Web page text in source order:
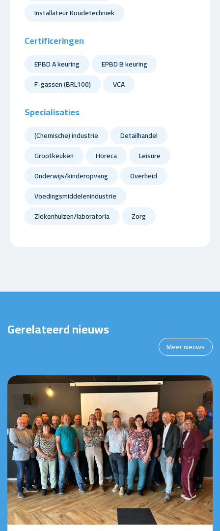
Installateur Koudetechniek
Certificeringen
EPBD A keuring
EPBD B keuring
F-gassen (BRL100)
VCA
Specialisaties
(Chemische) industrie
Detailhandel
Grootkeuken
Horeca
Leisure
Onderwijs/kinderopvang
Overheid
Voedingsmiddelenindustrie
Ziekenhuizen/laboratoria
Zorg
Gerelateerd nieuws
Meer nieuws